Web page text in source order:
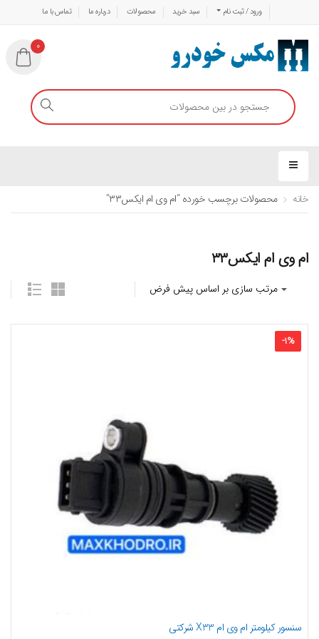
ورود / ثبت نام سبد خرید محصولات درباره ما تماس با ما
0
خانه محصولات برچسب خورده “ام وی ام ایکس۳۳”
ام وی ام ایکس۳۳
-1%
سنسور کیلومتر ام وی ام X33 شرکتی